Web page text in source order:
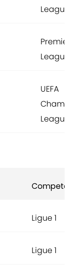
League
Premier
League
UEFA
League
Ligue 1
Ligue 1